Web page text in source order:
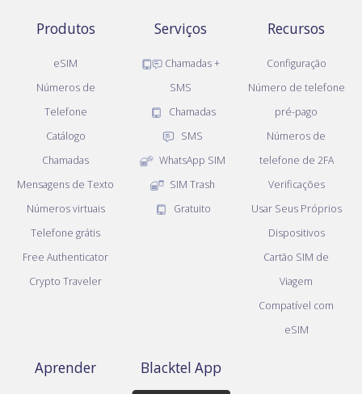
Produtos
eSIM
Números de
Telefone
Catálogo
Chamadas
Mensagens de Texto
Números virtuais
Telefone grátis
Free Authenticator
Crypto Traveler
Serviços
Chamadas +
SMS
Chamadas
SMS
WhatsApp SIM
SIM Trash
Gratuito
Recursos
Configuração
Número de telefone
pré-pago
Números de
telefone de 2FA
Verificações
Usar Seus Próprios
Dispositivos
Cartão SIM de
Viagem
Compatível com
eSIM
Aprender Blacktel App